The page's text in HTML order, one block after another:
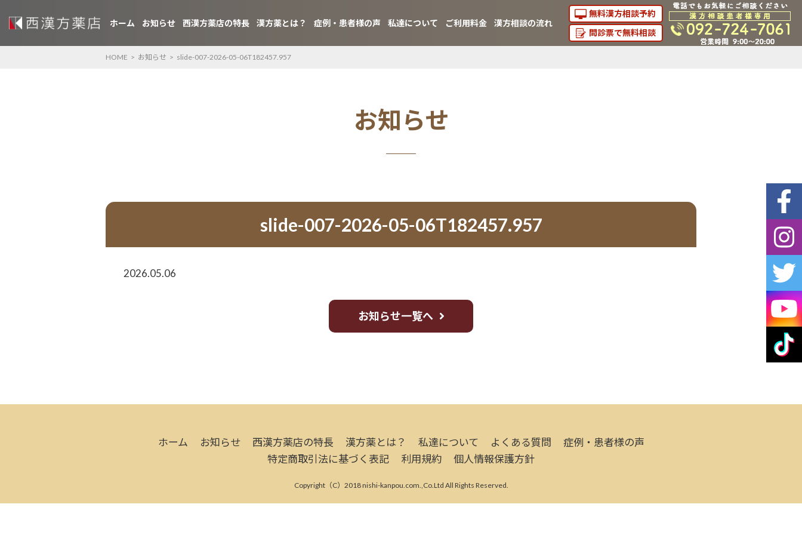
ホーム お知らせ 西漢方薬店の特長 漢方薬とは？ 症例・患者様の声 私達について ご利用料金 漢方相談の流れ
無料漢方相談予約
問診票で無料相談
HOME > お知らせ > slide-007-2026-05-06T182457.957
お知らせ
slide-007-2026-05-06T182457.957
2026.05.06
お知らせ一覧へ
ホーム お知らせ 西漢方薬店の特長 漢方薬とは？ 私達について よくある質問
症例・患者様の声
特定商取引法に基づく表記
利用規約 個人情報保護方針
Copyright（C）2018 nishi-kanpou.com.,Co.Ltd All Rights Reserved.